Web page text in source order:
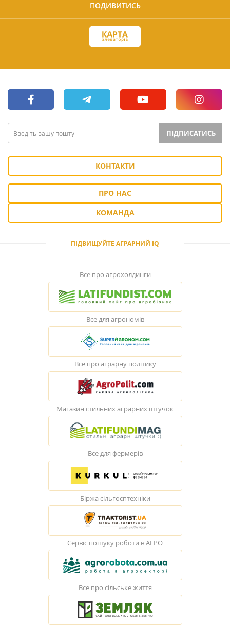
ПОДИВИТИСЬ
ПІДПИСАТИСЬ
КОНТАКТИ
ПРО НАС
КОМАНДА
ПІДВИЩУЙТЕ АГРАРНИЙ IQ
Все про агрохолдинги
Все для агрономів
Все про аграрну політику
Магазин стильних аграрних штучок
Все для фермерів
Біржа сільгосптехніки
Сервіс пошуку роботи в АГРО
Все про сільське життя